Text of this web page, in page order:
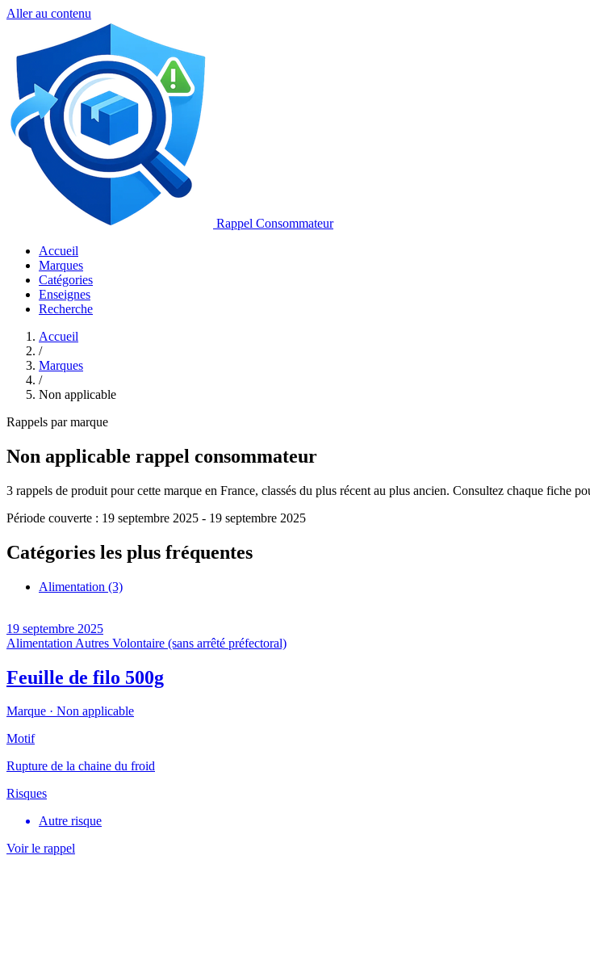
Aller au contenu
Rappel Consommateur
Accueil
Marques
Catégories
Enseignes
Recherche
Accueil
/
Marques
/
Non applicable
Rappels par marque
Non applicable rappel consommateur
3 rappels de produit pour cette marque en France, classés du plus récent au plus ancien. Consultez chaque fiche
Période couverte : 19 septembre 2025 - 19 septembre 2025
Catégories les plus fréquentes
Alimentation (3)
19 septembre 2025
Alimentation Autres Volontaire (sans arrêté préfectoral)
Feuille de filo 500g
Marque · Non applicable
Motif
Rupture de la chaine du froid
Risques
Autre risque
Voir le rappel